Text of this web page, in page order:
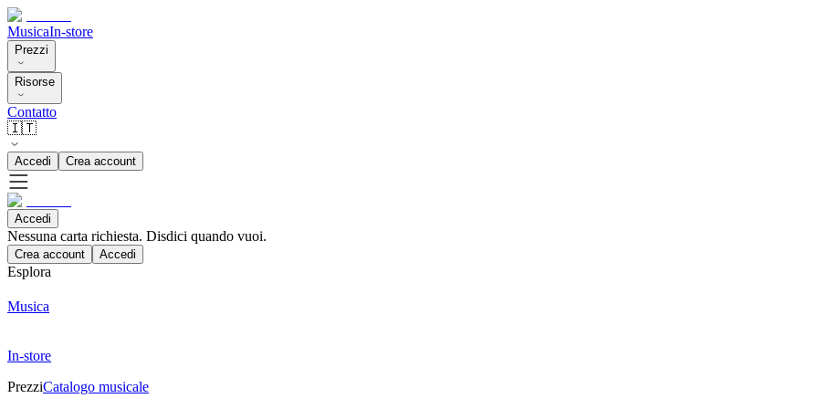
MusicaIn-store
Prezzi
Risorse
Contatto
🇮🇹
Accedi Crea account
Accedi
Nessuna carta richiesta. Disdici quando vuoi.
Crea account Accedi
Esplora
Musica
In-store
PrezziCatalogo musicale